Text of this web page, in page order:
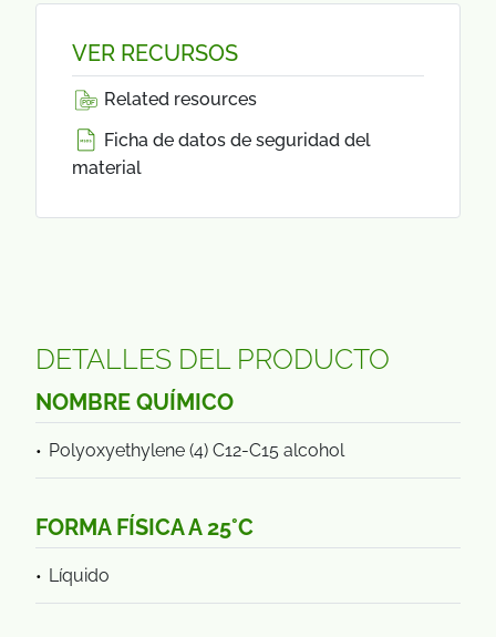
VER RECURSOS
Related resources
Ficha de datos de seguridad del
material
DETALLES DEL PRODUCTO
NOMBRE QUÍMICO
Polyoxyethylene (4) C12-C15 alcohol
FORMA FÍSICA A 25°C
Líquido